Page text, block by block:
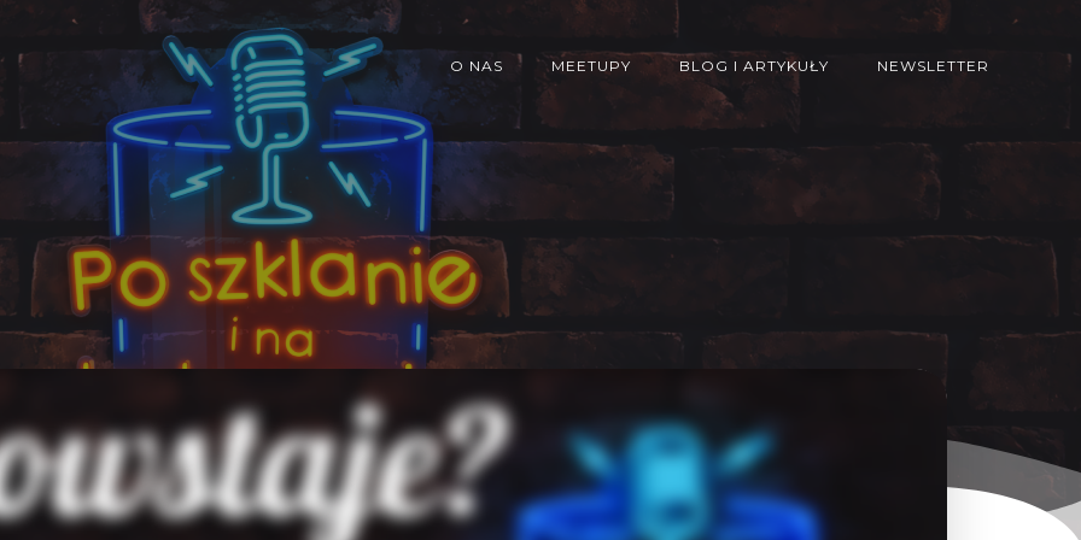
O NAS MEETUPY BLOG I ARTYKUŁY NEWSLETTER